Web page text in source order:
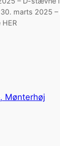
30. marts 2025
Mønterhøj